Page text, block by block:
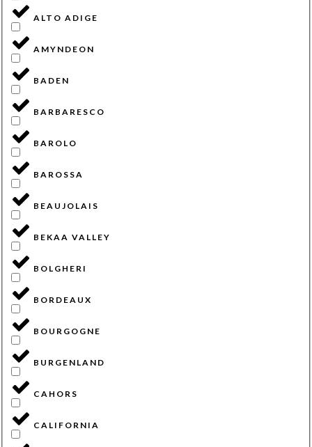
ALTO ADIGE
AMYNDEON
BADEN
BARBARESCO
BAROLO
BAROSSA
BEAUJOLAIS
BEKAA VALLEY
BOLGHERI
BORDEAUX
BOURGOGNE
BURGENLAND
CAHORS
CALIFORNIA